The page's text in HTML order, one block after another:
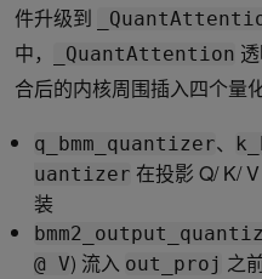
件升级到
中，
_QuantAttention
合后的内核周围插入四个量化
q_bmm_quantizer、
uantizer 在投影 Q/ K/
装
@ V) 流入 out_proj 之